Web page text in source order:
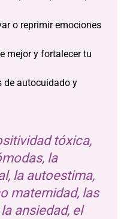
o reprimir emociones
mejor y fortalecer tu
de autocuidado y
tóxica,
la
la autoestima,
maternidad, las
ansiedad, el